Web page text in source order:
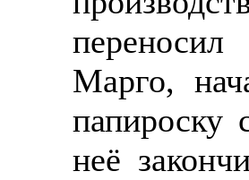
переносил
Марго,
папироску
неё